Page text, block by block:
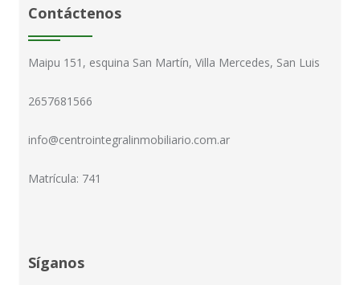
Contáctenos
Maipu 151, esquina San Martín, Villa Mercedes, San Luis
2657681566
info@centrointegralinmobiliario.com.ar
Matrícula: 741
Síganos